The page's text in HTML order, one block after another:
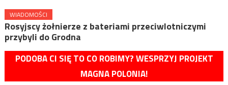
WIADOMOŚCI
​Rosyjscy żołnierze z bateriami przeciwlotniczymi
przybyli do Grodna
PODOBA CI SIĘ TO CO ROBIMY? WESPRZYJ PROJEKT
MAGNA POLONIA!